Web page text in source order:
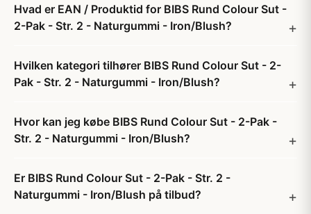
Hvad er EAN / Produktid for BIBS Rund Colour Sut -
2-Pak - Str. 2 - Naturgummi - Iron/Blush?
Hvilken kategori tilhører BIBS Rund Colour Sut - 2-
Pak - Str. 2 - Naturgummi - Iron/Blush?
Hvor kan jeg købe BIBS Rund Colour Sut - 2-Pak -
Str. 2 - Naturgummi - Iron/Blush?
Er BIBS Rund Colour Sut - 2-Pak - Str. 2 -
Naturgummi - Iron/Blush på tilbud?